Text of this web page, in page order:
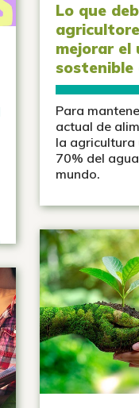
Lo que
mejorar el
sostenible
Para
actual de
la agricultura
70% del
mundo.